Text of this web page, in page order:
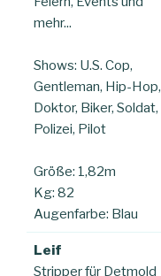
mehr...
Shows: U.S. Cop,
Gentleman, Hip-Hop,
Doktor, Biker, Soldat,
Polizei, Pilot
Größe: 1,82m
Kg: 82
Augenfarbe: Blau
Leif
Stripper für Detmold